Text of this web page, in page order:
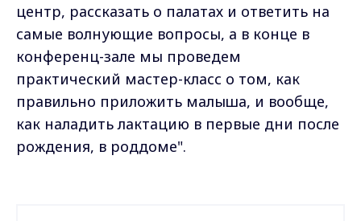
центр, рассказать о палатах и ответить на
самые волнующие вопросы, а в конце в
конференц-зале мы проведем
практический мастер-класс о том, как
правильно приложить малыша, и вообще,
как наладить лактацию в первые дни после
рождения, в роддоме".